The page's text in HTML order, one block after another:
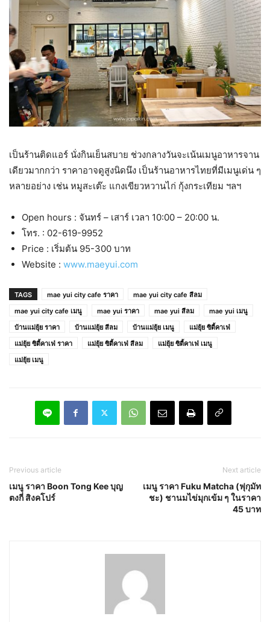
เป็นร้านติดแอร์ นั่งกินเย็นสบาย ช่วงกลางวันจะเน้นเมนูอาหารจาน
เดียวมากกว่า ราคาอาจดูสูงนิดนึง เป็นร้านอาหารไทยที่มีเมนูเด่น ๆ
หลายอย่าง เช่น หมูสะเต๊ะ แกงเขียวหวานไก่ กุ้งกระเทียม ฯลฯ
Open hours : จันทร์ – เสาร์ เวลา 10:00 – 20:00 น.
โทร. : 02-619-9952
Price : เริ่มต้น 95-300 บาท
Website : www.maeyui.com
TAGS mae yui city cafe ราคา
mae yui city cafe สีลม
mae yui city cafe เมนู
mae yui ราคา mae yui สีลม
mae yui เมนู
บ้านแม่ยุ้ย ราคา
บ้านแม่ยุ้ย สีลม บ้านแม่ยุ้ย เมนู
แม่ยุ้ย ซิตี้คาเฟ่
แม่ยุ้ย ซิตี้คาเฟ่ ราคา
แม่ยุ้ย ซิตี้คาเฟ่ สีลม
แม่ยุ้ย ซิตี้คาเฟ่ เมนู
แม่ยุ้ย เมนู
Previous article
เมนู ราคา Boon Tong Kee บุญ
ตงกี่ สิงคโปร์
Next article
เมนู ราคา Fuku Matcha (ฟุกุมัท
ชะ) ชานมไข่มุกเข้ม ๆ ในราคา
45 บาท